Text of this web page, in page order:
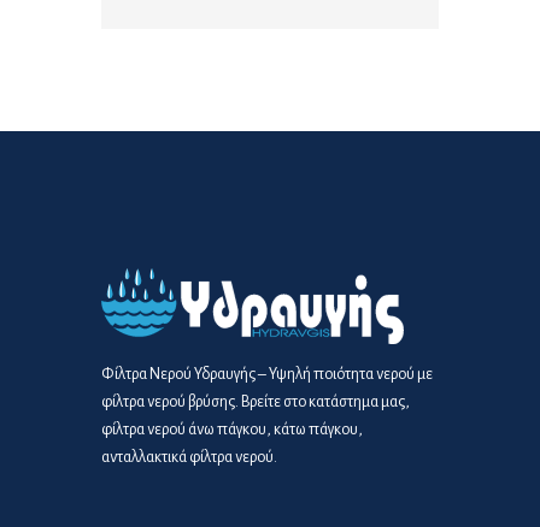
Φίλτρα Νερού Υδραυγής – Υψηλή ποιότητα νερού με
φίλτρα νερού βρύσης. Βρείτε στο κατάστημα μας,
φίλτρα νερού άνω πάγκου, κάτω πάγκου,
ανταλλακτικά φίλτρα νερού.